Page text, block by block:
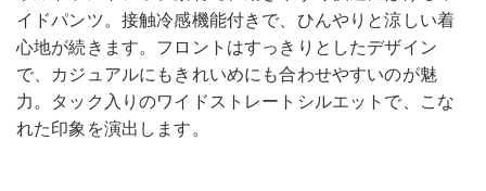
イドパンツ。接触冷感機能付きで、ひんやりと涼しい着
心地が続きます。フロントはすっきりとしたデザイン
で、カジュアルにもきれいめにも合わせやすいのが魅
力。タック入りのワイドストレートシルエットで、こな
れた印象を演出します。